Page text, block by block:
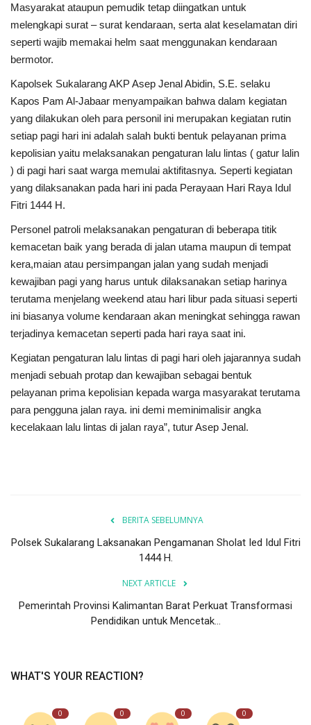
Masyarakat ataupun pemudik tetap diingatkan untuk
melengkapi surat – surat kendaraan, serta alat keselamatan diri
seperti wajib memakai helm saat menggunakan kendaraan
bermotor.
Kapolsek Sukalarang AKP Asep Jenal Abidin, S.E. selaku
Kapos Pam Al-Jabaar menyampaikan bahwa dalam kegiatan
yang dilakukan oleh para personil ini merupakan kegiatan rutin
setiap pagi hari ini adalah salah bukti bentuk pelayanan prima
kepolisian yaitu melaksanakan pengaturan lalu lintas ( gatur lalin
) di pagi hari saat warga memulai aktifitasnya. Seperti kegiatan
yang dilaksanakan pada hari ini pada Perayaan Hari Raya Idul
Fitri 1444 H.
Personel patroli melaksanakan pengaturan di beberapa titik
kemacetan baik yang berada di jalan utama maupun di tempat
kera,maian atau persimpangan jalan yang sudah menjadi
kewajiban pagi yang harus untuk dilaksanakan setiap harinya
terutama menjelang weekend atau hari libur pada situasi seperti
ini biasanya volume kendaraan akan meningkat sehingga rawan
terjadinya kemacetan seperti pada hari raya saat ini.
Kegiatan pengaturan lalu lintas di pagi hari oleh jajarannya sudah
menjadi sebuah protap dan kewajiban sebagai bentuk
pelayanan prima kepolisian kepada warga masyarakat terutama
para pengguna jalan raya. ini demi meminimalisir angka
kecelakaan lalu lintas di jalan raya”, tutur Asep Jenal.
BERITA SEBELUMNYA
Polsek Sukalarang Laksanakan Pengamanan Sholat Ied Idul Fitri
1444 H.
NEXT ARTICLE
Pemerintah Provinsi Kalimantan Barat Perkuat Transformasi
Pendidikan untuk Mencetak...
WHAT'S YOUR REACTION?
0 0 0 0